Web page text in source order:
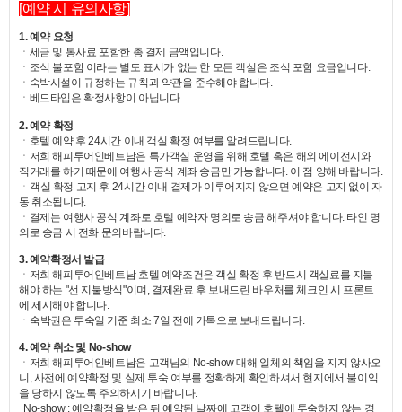
[예약 시 유의사항]
1. 예약 요청
ㆍ세금 및 봉사료 포함한 총 결제 금액입니다.
ㆍ조식 불포함 이라는 별도 표시가 없는 한 모든 객실은 조식 포함 요금입니다.
ㆍ숙박시설이 규정하는 규칙과 약관을 준수해야 합니다.
ㆍ베드타입은 확정사항이 아닙니다.
2. 예약 확정
ㆍ호텔 예약 후 24시간 이내 객실 확정 여부를 알려드립니다.
ㆍ저희 해피투어인베트남은 특가객실 운영을 위해 호텔 혹은 해외 에이전시와
직거래를 하기 때문에 여행사 공식 계좌 송금만 가능합니다. 이 점 양해 바랍니다.
ㆍ 객실 확정 고지 후 24시간 이내 결제가 이루어지지 않으면 예약은 고지 없이 자
동 취소됩니다.
ㆍ결제는 여행사 공식 계좌로 호텔 예약자 명의로 송금 해주셔야 합니다. 타인 명
의로 송금 시 전화 문의바랍니다.
3. 예약확정서 발급
ㆍ저희 해피투어인베트남 호텔 예약조건은 객실 확정 후 반드시 객실료를 지불
해야 하는 "선 지불방식"이며, 결제완료 후 보내드린 바우처를 체크인 시 프론트
에 제시해야 합니다.
ㆍ 숙박권은 투숙일 기준 최소 7일 전에 카톡으로 보내드립니다.
4. 예약 취소 및 No-show
ㆍ저희 해피투어인베트남은 고객님의 No-show 대해 일체의 책임을 지지 않사오
니, 사전에 예약확정 및 실제 투숙 여부를 정확하게 확인하셔서 현지에서 불이익
을 당하지 않도록 주의하시기 바랍니다.
No-show : 예약확정을 받은 뒤 예약된 날짜에 고객이 호텔에 투숙하지 않는 경